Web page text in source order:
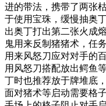
进的带法，携带了两张
于使用宝珠，缓慢抽奥
出奥丁打出第二张火成
鬼用来反制猪猪术，任
用来风怒刀应对对手的
用风怒刀搭配放出鳄鱼
丁时也推荐放于牌堆底
面对猪术等启动需要格